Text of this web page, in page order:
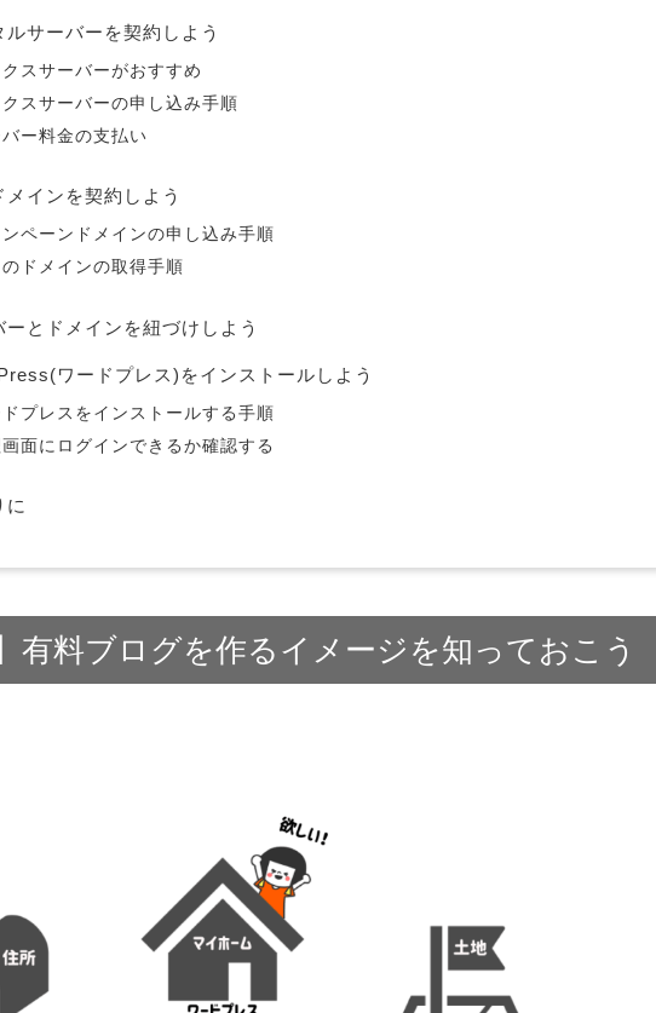
ルサーバーを契約しよう
スサーバーがおすすめ
スサーバーの申し込み手順
ー料金の支払い
メインを契約しよう
ペーンドメインの申し込み手順
ドメインの取得手順
ーとドメインを紐づけしよう
ワードプレス)をインストールしよう
ドプレスをインストールする手順
面にログインできるか確認する
に
有料ブログを作るイメージを知っておこう